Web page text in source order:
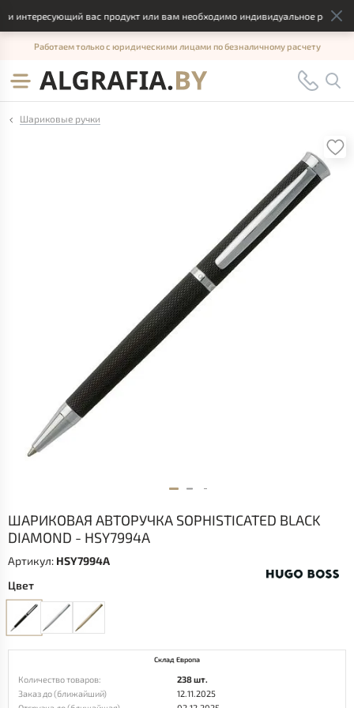
интересующий вас продукт или вам необходимо индивидуальное
Работаем только с юридическими лицами по безналичному расчету
Шариковые ручки
ШАРИКОВАЯ АВТОРУЧКА SOPHISTICATED BLACK
DIAMOND - HSY7994A
Артикул: HSY7994A
Цвет
Склад Европа
Количество товаров:
238 шт.
Заказ до (ближайший)
12.11.2025